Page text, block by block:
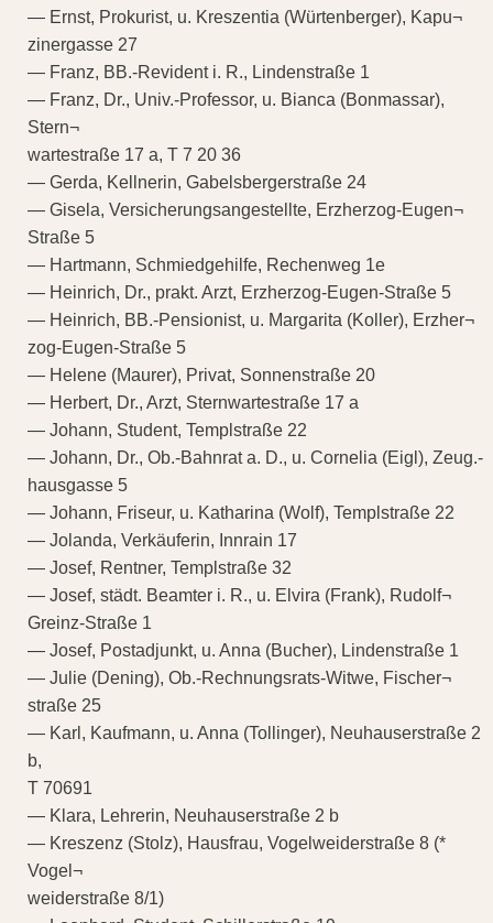
— Ernst, Prokurist, u. Kreszentia (Würtenberger), Kapu¬
zinergasse 27
— Franz, BB.-Revident i. R., Lindenstraße 1
— Franz, Dr., Univ.-Professor, u. Bianca (Bonmassar),
Stern¬
wartestraße 17 a, T 7 20 36
— Gerda, Kellnerin, Gabelsbergerstraße 24
— Gisela, Versicherungsangestellte, Erzherzog-Eugen¬
Straße 5
— Hartmann, Schmiedgehilfe, Rechenweg 1e
— Heinrich, Dr., prakt. Arzt, Erzherzog-Eugen-Straße 5
— Heinrich, BB.-Pensionist, u. Margarita (Koller), Erzher¬
zog-Eugen-Straße 5
— Helene (Maurer), Privat, Sonnenstraße 20
— Herbert, Dr., Arzt, Sternwartestraße 17 a
— Johann, Student, Templstraße 22
— Johann, Dr., Ob.-Bahnrat a. D., u. Cornelia (Eigl), Zeug.-
hausgasse 5
— Johann, Friseur, u. Katharina (Wolf), Templstraße 22
— Jolanda, Verkäuferin, Innrain 17
— Josef, Rentner, Templstraße 32
— Josef, städt. Beamter i. R., u. Elvira (Frank), Rudolf¬
Greinz-Straße 1
— Josef, Postadjunkt, u. Anna (Bucher), Lindenstraße 1
— Julie (Dening), Ob.-Rechnungsrats-Witwe, Fischer¬
straße 25
— Karl, Kaufmann, u. Anna (Tollinger), Neuhauserstraße 2
b,
T 70691
— Klara, Lehrerin, Neuhauserstraße 2 b
— Kreszenz (Stolz), Hausfrau, Vogelweiderstraße 8 (*
Vogel¬
weiderstraße 8/1)